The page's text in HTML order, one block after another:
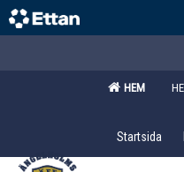
HEM
Startsida